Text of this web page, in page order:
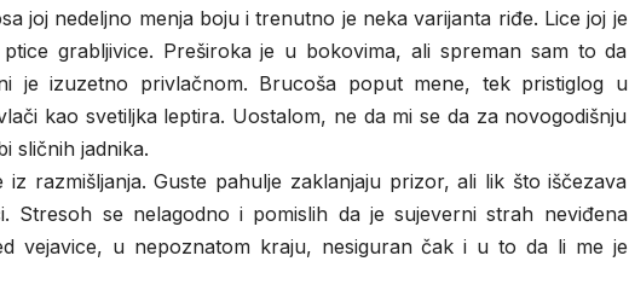
joj nedeljno menja boju i trenutno je neka varijanta riđe. Lice joj je
grabljivice. Preširoka je u bokovima, ali spreman sam to da
je izuzetno privlačnom. Brucoša poput mene, tek pristiglog u
kao svetiljka leptira. Uostalom, ne da mi se da za novogodišnju
sličnih jadnika.
razmišljanja. Guste pahulje zaklanjaju prizor, ali lik što iščezava
Stresoh se nelagodno i pomislih da je sujeverni strah neviđena
vejavice, u nepoznatom kraju, nesiguran čak i u to da li me je